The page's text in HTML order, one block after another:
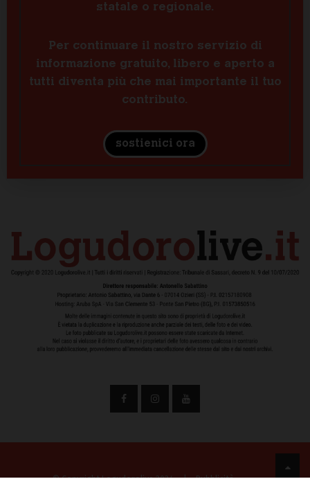
statale o regionale.
Per continuare il nostro servizio di
informazione gratuito, libero e aperto a
tutti diventa più che mai importante il tuo
contributo.
sostienici ora